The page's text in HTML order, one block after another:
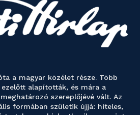
a magyar közélet része. Több
alapították, és mára a
szereplőjévé vált. Az
formában születik újjá: hiteles,